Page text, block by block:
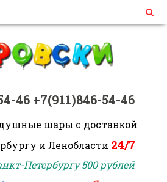
46 +7(911)846-54-46
шары с доставкой
и Ленобласти 24/7
Петербургу 500 рублей